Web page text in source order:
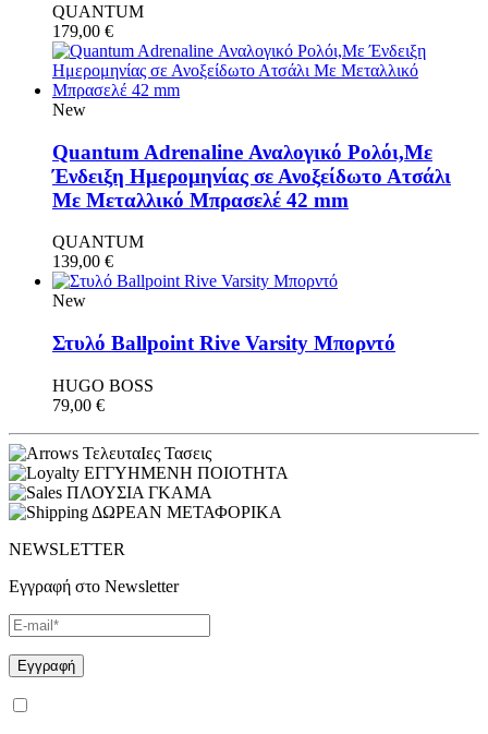
QUANTUM
179,00 €
New
Quantum Adrenaline Αναλογικό Ρολόι,Με
Ένδειξη Ημερομηνίας σε Ανοξείδωτο Ατσάλι
Με Μεταλλικό Μπρασελέ 42 mm
QUANTUM
139,00 €
New
Στυλό Ballpoint Rive Varsity Μπορντό
HUGO BOSS
79,00 €
ΤελευταΙες Τασεις
ΕΓΓΥΗΜΕΝΗ ΠΟΙΟΤΗΤΑ
ΠΛΟΥΣΙΑ ΓΚΑΜΑ
ΔΩΡΕΑΝ ΜΕΤΑΦΟΡΙΚΑ
NEWSLETTER
Εγγραφή στο Newsletter